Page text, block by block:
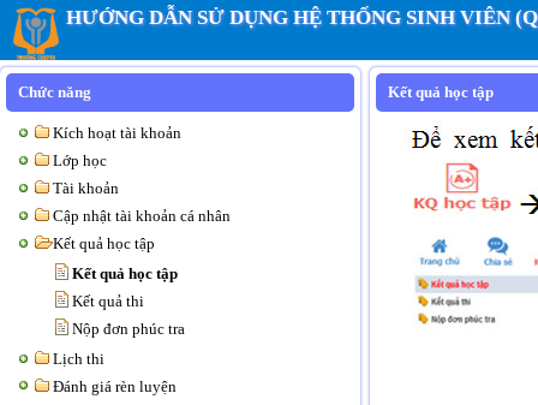
HƯỚNG DẪN SỬ DỤNG HỆ THỐNG SINH VIÊN
Kết quả học tập
Chức năng
Kích hoạt tài khoản
Lớp học
Tài khoản
Cập nhật tài khoản cá nhân
Kết quả học tập
Kết quả học tập
Kết quả thi
Nộp đơn phúc tra
Lịch thi
Đánh giá rèn luyện